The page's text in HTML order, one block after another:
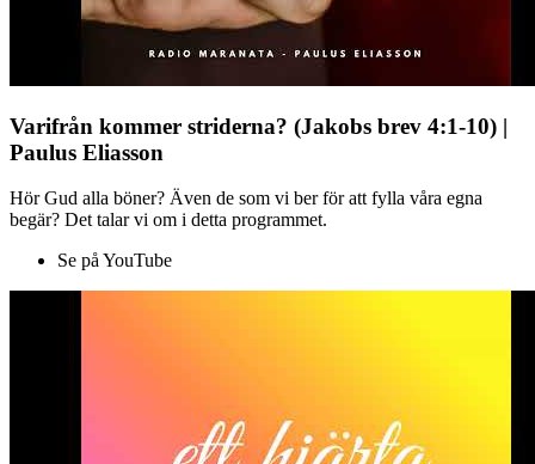
Varifrån kommer striderna? (Jakobs brev 4:1-10) |
Paulus Eliasson
Hör Gud alla böner? Även de som vi ber för att fylla våra egna
begär? Det talar vi om i detta programmet.
Se på YouTube